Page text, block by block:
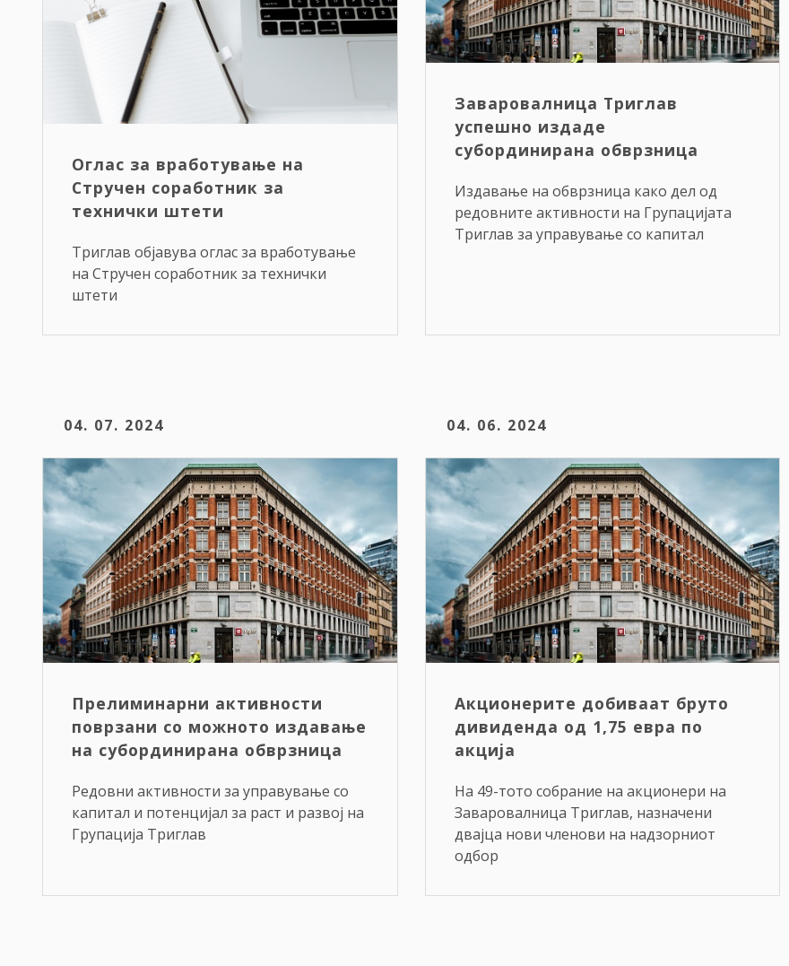
Оглас за вработување на
Стручен соработник за
технички штети
Триглав објавува оглас за вработување
на Стручен соработник за технички
штети
Заваровалница Триглав
успешно издаде
субординирана обврзница
Издавање на обврзница како дел од
редовните активности на Групацијата
Триглав за управување со капитал
04. 07. 2024
Прелиминарни активности
поврзани со можното издавање
на субординирана обврзница
Редовни активности за управување со
капитал и потенцијал за раст и развој на
Групација Триглав
04. 06. 2024
Акционерите добиваат бруто
дивиденда од 1,75 евра по
акција
На 49-тото собрание на акционери на
Заваровалница Триглав, назначени
двајца нови членови на надзорниот
одбор